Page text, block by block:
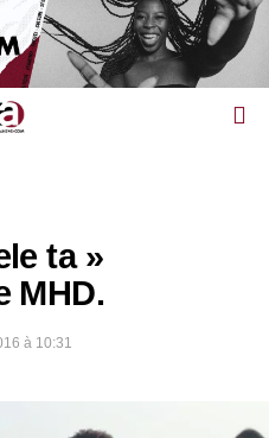
ta »
MHD.
à 10:31